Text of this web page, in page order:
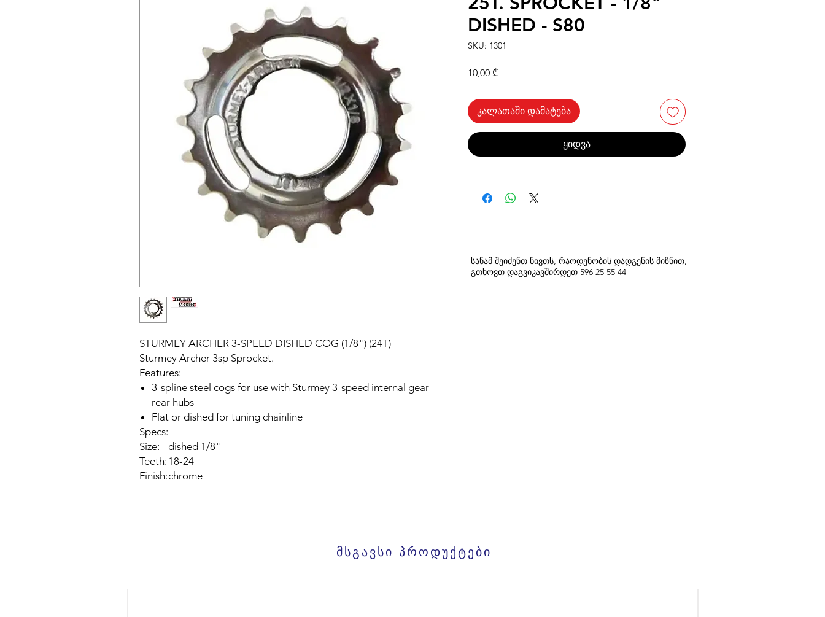
STURMEY ARCHER 3-SPEED DISHED COG (1/8") (24T)
Sturmey Archer 3sp Sprocket.
Features:
3-spline steel cogs for use with Sturmey 3-speed internal gear
rear hubs
Flat or dished for tuning chainline
Specs:
Size:
dished 1/8"
Teeth: 18-24
Finish:chrome
DISHED - S80
SKU: 1301
10,00 ₾
კალათაში დამატება
ყიდვა
სანამ შეიძენთ ნივთს, რაოდენობის დადგენის მიზნით,
გთხოვთ დაგვიკავშირდეთ 596 25 55 44
მსგავსი პროდუქტები